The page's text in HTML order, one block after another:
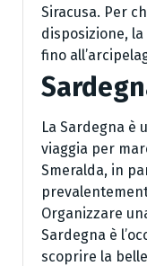
Siracusa. Per
disposizione,
fino
La Sardegna è
viaggia per
Smeralda, in
Organizzare
Sardegna è
scoprire la